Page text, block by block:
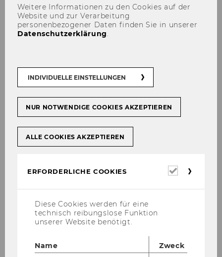
In­sti­tut für Trans­port­wirt­
Adres­se am Cam­pus der WU Wien
WU Wirt­schafts­uni­ver­si­tät Wien
In­sti­tut für Trans­port­wirt­schaft und Lo­gis­tik
Ge­bäu­de D1, 4. Ober­ge­schoß
Wir neh­men Ihre Wün­sche, An­re­gun­gen oder
E-​Mail: se­kre­ta­ri­at.itl@wu.ac.at
Weitere Informationen zu den Cookies auf der
Website und zur Verarbeitung
personenbezogener Daten finden Sie in unserer
Datenschutzerklärung
INDIVIDUELLE EINSTELLUNGEN
NUR NOTWENDIGE COOKIES AKZEPTIEREN
ALLE COOKIES AKZEPTIEREN
ERFORDERLICHE COOKIES
Diese Cookies werden für eine
technisch reibungslose Funktion
unserer Website benötigt.
Name
Zweck